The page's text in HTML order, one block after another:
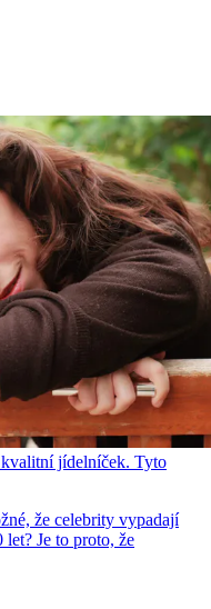
jídelníček. Tyto
že celebrity vypadají
Je to proto, že